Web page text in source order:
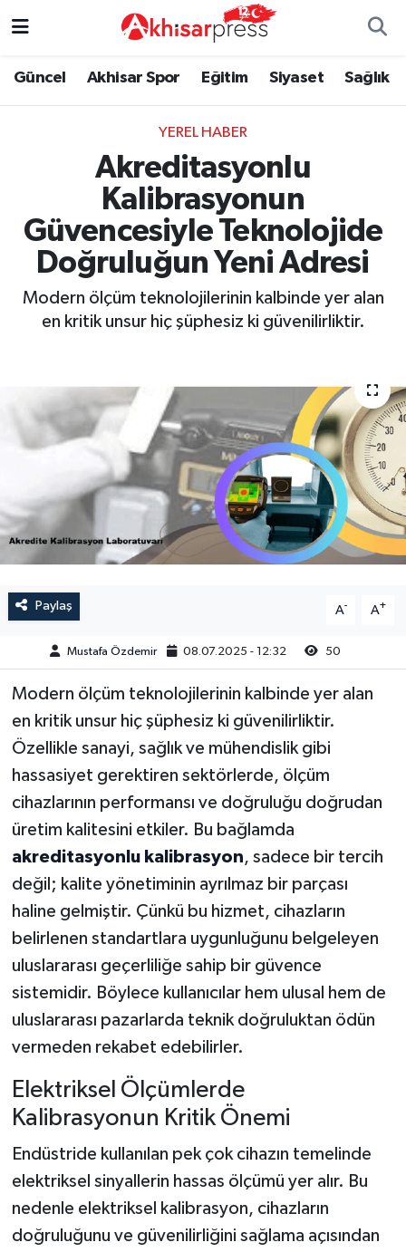
Güncel Akhisar Spor Eğitim Siyaset Sağlık
YEREL HABER
Akreditasyonlu
Kalibrasyonun
Güvencesiyle Teknolojide
Doğruluğun Yeni Adresi
Modern ölçüm teknolojilerinin kalbinde yer alan
en kritik unsur hiç şüphesiz ki güvenilirliktir.
Paylaş A- A+
Mustafa Özdemir 08.07.2025 - 12:32 50
Modern ölçüm teknolojilerinin kalbinde yer alan
en kritik unsur hiç şüphesiz ki güvenilirliktir.
Özellikle sanayi, sağlık ve mühendislik gibi
hassasiyet gerektiren sektörlerde, ölçüm
cihazlarının performansı ve doğruluğu doğrudan
üretim kalitesini etkiler. Bu bağlamda
akreditasyonlu kalibrasyon, sadece bir tercih
değil; kalite yönetiminin ayrılmaz bir parçası
haline gelmiştir. Çünkü bu hizmet, cihazların
belirlenen standartlara uygunluğunu belgeleyen
uluslararası geçerliliğe sahip bir güvence
sistemidir. Böylece kullanıcılar hem ulusal hem de
uluslararası pazarlarda teknik doğruluktan ödün
vermeden rekabet edebilirler.
Elektriksel Ölçümlerde
Kalibrasyonun Kritik Önemi
Endüstride kullanılan pek çok cihazın temelinde
elektriksel sinyallerin hassas ölçümü yer alır. Bu
nedenle elektriksel kalibrasyon, cihazların
doğruluğunu ve güvenilirliğini sağlama açısından
Güncel
Siyaset
Sağlık
Ekonomi
Kültür-Sanat
Magazin
Duyurular
Magazin
Duyurular
Tarım-Gıda
Sektörel
Röportaj
Yaşam
Kadın
Teknoloji
Yerel Haber
Ülke
Etiketler
Güncel
Siyaset
Akhisar Spor
Sağlık
Ekonomi
Kültür-Sanat
Duyurular
Tarım-Gıda
Sektörel
Dünya
Yaşam
Kadın
Teknoloji
Yerel Haber
Akhisar Emlak
Etiketler
Manisa Nöbetçi Eczaneler
Manisa Namaz Vakitleri
Manisa Trafik Yoğunluk Haritası
Süper Lig Puan Durumu ve Fikstür
Tüm Manşetler
Haber Arşivi